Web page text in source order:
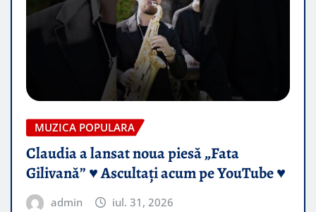
MUZICA POPULARA
Claudia a lansat noua piesă „Fata
Gilivană” ♥️ Ascultați acum pe YouTube ♥️
admin iul. 31, 2026